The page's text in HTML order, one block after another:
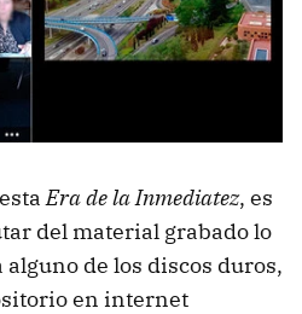
Era de la Inmediatez, es
del material grabado lo
de los discos duros,
en internet